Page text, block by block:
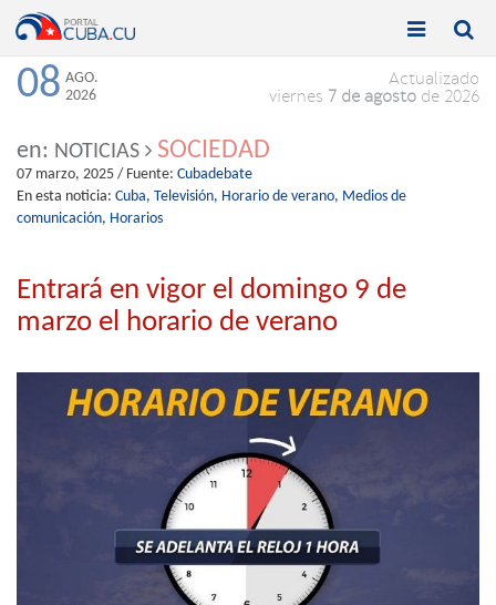
Toggle

Toggle

08 AGO.
2026
Actualizado
viernes 7 de agosto de 2026
en: NOTICIAS SOCIEDAD
07 marzo, 2025 / Fuente: Cubadebate
En esta noticia: Cuba, Televisión, Horario de verano, Medios de
comunicación, Horarios
Entrará en vigor el domingo 9 de
marzo el horario de verano